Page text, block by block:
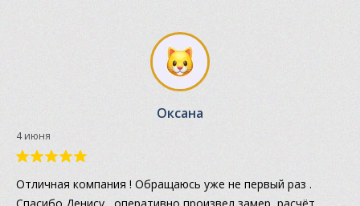
Оксана
4 июня
Отличная компания ! Обращаюсь уже не первый раз .